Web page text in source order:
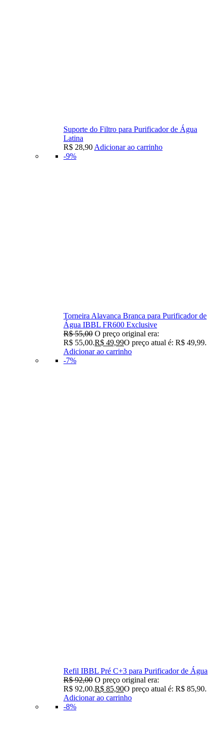
Suporte do Filtro para Purificador de Água
Latina
R$ 28,90 Adicionar ao carrinho
-9%
Torneira Alavanca Branca para Purificador de
Água IBBL FR600 Exclusive
R$55,00 O preço original era:
R$ 55,00.R$ 49,99O preço atual é: R$ 49,99.
Adicionar ao carrinho
-7%
Refil IBBL Pré C+3 para Purificador de Água
R$92,00 O preço original era:
R$ 92,00.R$ 85,90O preço atual é: R$ 85,90.
Adicionar ao carrinho
-8%